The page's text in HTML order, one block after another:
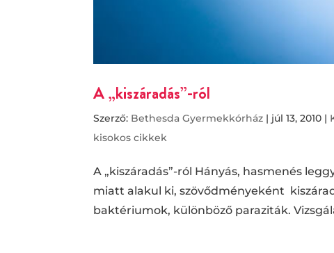
A „kiszáradás”-ról
Szerző: Bethesda Gyermekkórház | júl 13, 2010 |
kisokos cikkek
A „kiszáradás”-ról Hányás, hasmenés
miatt alakul ki, szövődményeként
baktériumok, különböző paraziták.